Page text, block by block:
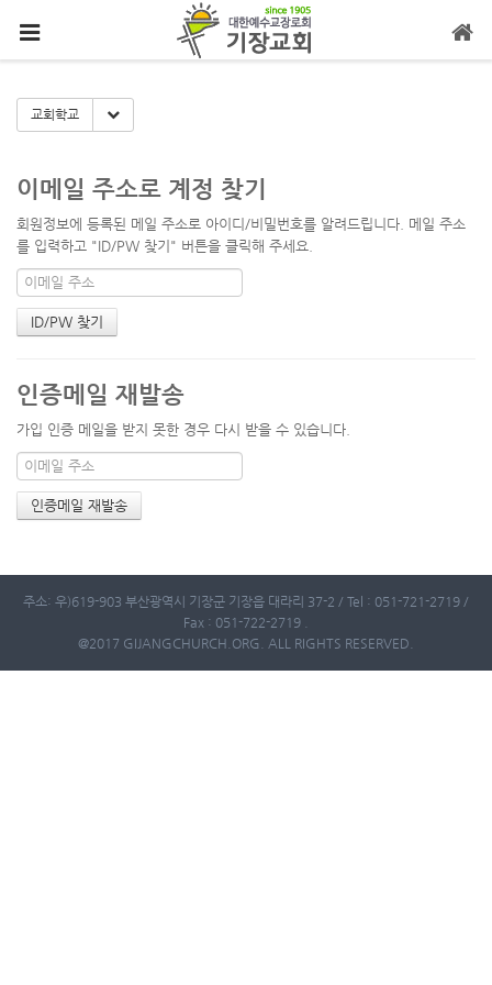
교회학교 Toggle Dropdown
이메일 주소로 계정 찾기
회원정보에 등록된 메일 주소로 아이디/비밀번호를 알려드립니다. 메일 주소
를 입력하고 "ID/PW 찾기" 버튼을 클릭해 주세요.
인증메일 재발송
가입 인증 메일을 받지 못한 경우 다시 받을 수 있습니다.
주소: 우)619-903 부산광역시 기장군 기장읍 대라리 37-2 / Tel : 051-721-2719 /
Fax : 051-722-2719 .
@2017 GIJANGCHURCH.ORG. ALL RIGHTS RESERVED.